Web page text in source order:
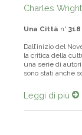
Charles
Una Città n°
Dall’inizio del
la critica della
una serie di
sono stati anche
Leggi di più